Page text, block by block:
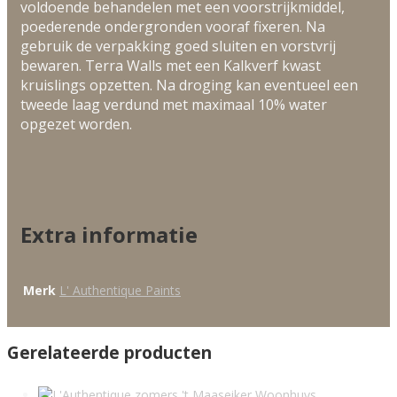
voldoende behandelen met een voorstrijkmiddel,
poederende ondergronden vooraf fixeren. Na
gebruik de verpakking goed sluiten en vorstvrij
bewaren. Terra Walls met een Kalkverf kwast
kruislings opzetten. Na droging kan eventueel een
tweede laag verdund met maximaal 10% water
opgezet worden.
Extra informatie
Merk L' Authentique Paints
Gerelateerde producten